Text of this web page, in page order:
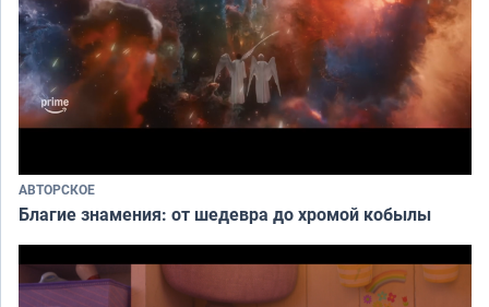
АВТОРСКОЕ
Благие знамения: от шедевра до хромой кобылы